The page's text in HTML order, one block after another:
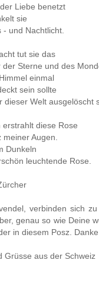
Liebe benetzt
sie
- und Nachtlicht.
tut sie das
Sterne und des
einmal
sein sollte
dieser Welt ausgelöscht
diese Rose
Augen.
Dunkeln
leuchtende Rose.
verbinden sich
genau so wie Deine
in diesem Posz. Danke
Grüsse aus der Schweiz